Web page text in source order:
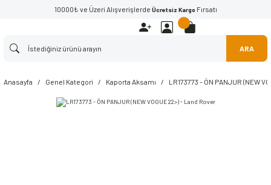
10000₺ ve Üzeri Alışverişlerde Ücretsiz Kargo Fırsatı
ARA
Anasayfa Genel Kategori Kaporta Aksamı LR173773 - ÖN PANJUR (NEW